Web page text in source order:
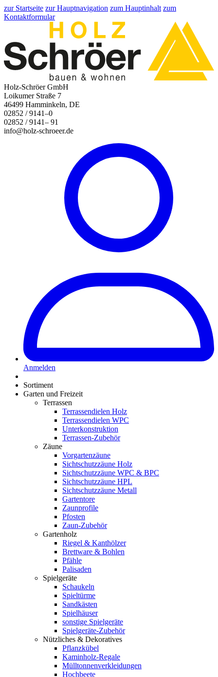
zur Startseite zur Hauptnavigation zum Hauptinhalt zum
Kontaktformular
Holz-Schröer GmbH
Loikumer Straße 7
46499 Hamminkeln, DE
02852 / 9141–0
02852 / 9141– 91
info@holz-schroeer.de
Anmelden
Sortiment
Garten und Freizeit
Terrassen
Terrassendielen Holz
Terrassendielen WPC
Unterkonstruktion
Terrassen-Zubehör
Zäune
Vorgartenzäune
Sichtschutzzäune Holz
Sichtschutzzäune WPC & BPC
Sichtschutzzäune HPL
Sichtschutzzäune Metall
Gartentore
Zaunprofile
Pfosten
Zaun-Zubehör
Gartenholz
Riegel & Kanthölzer
Brettware & Bohlen
Pfähle
Palisaden
Spielgeräte
Schaukeln
Spieltürme
Sandkästen
Spielhäuser
sonstige Spielgeräte
Spielgeräte-Zubehör
Nützliches & Dekoratives
Pflanzkübel
Kaminholz-Regale
Mülltonnenverkleidungen
Hochbeete